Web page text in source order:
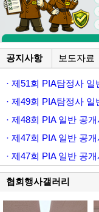
공지사항 보도자료
· 제51회 PIA탐정사
· 제49회 PIA탐정사
· 제48회 PIA 일반 공
· 제47회 PIA 일반 공
· 제47회 PIA 일반 공
협회행사갤러리